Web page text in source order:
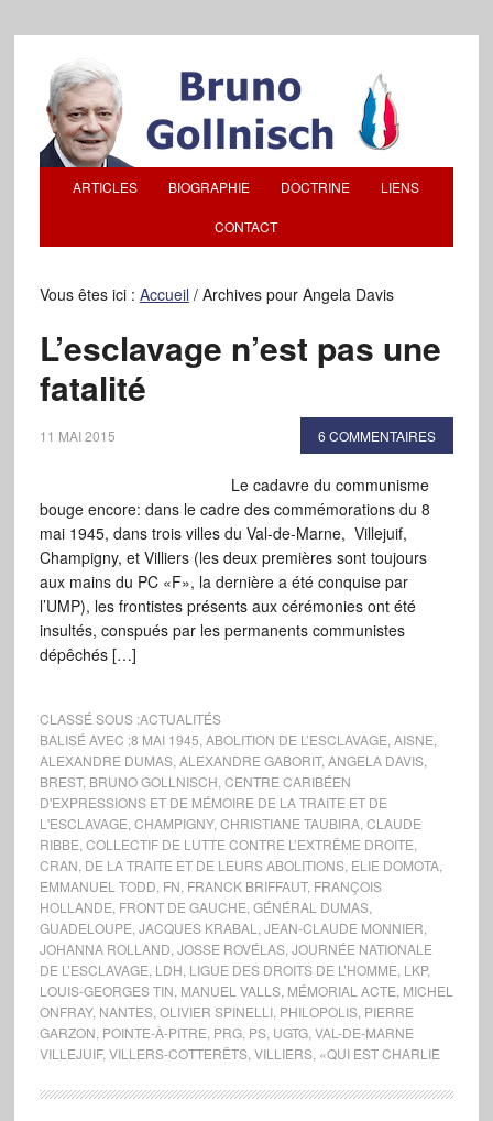
ARTICLES BIOGRAPHIE DOCTRINE LIENS
CONTACT
Vous êtes ici : Accueil /Archives pour Angela Davis
L’esclavage n’est pas une
fatalité
11 MAI 2015 6 COMMENTAIRES
Le cadavre du communisme
bouge encore: dans le cadre des commémorations du 8
mai 1945, dans trois villes du Val-de-Marne, Villejuif,
Champigny, et Villiers (les deux premières sont toujours
aux mains du PC «F», la dernière a été conquise par
l’UMP), les frontistes présents aux cérémonies ont été
insultés, conspués par les permanents communistes
dépêchés […]
CLASSÉ SOUS :ACTUALITÉS
BALISÉ AVEC :8 MAI 1945 ABOLITION DE L’ESCLAVAGE AISNE
ALEXANDRE DUMAS, ALEXANDRE GABORIT, ANGELA DAVIS,
BREST, BRUNO GOLLNISCH CENTRE CARIBÉEN
D'EXPRESSIONS ET DE MÉMOIRE DE LA TRAITE ET DE
L'ESCLAVAGE CHAMPIGNY, CHRISTIANE TAUBIRA, CLAUDE
RIBBE COLLECTIF DE LUTTE CONTRE L’EXTRÊME DROITE
CRAN DE LA TRAITE ET DE LEURS ABOLITIONS, ELIE DOMOTA,
EMMANUEL TODD FN FRANCK BRIFFAUT, FRANÇOIS
HOLLANDE FRONT DE GAUCHE GÉNÉRAL DUMAS,
GUADELOUPE JACQUES KRABAL JEAN-CLAUDE MONNIER
JOHANNA ROLLAND JOSSE ROVÉLAS, JOURNÉE NATIONALE
DE L’ESCLAVAGE LDH LIGUE DES DROITS DE L’HOMME LKP,
LOUIS-GEORGES TIN MANUEL VALLS, MÉMORIAL ACTE MICHEL
ONFRAY, NANTES, OLIVIER SPINELLI, PHILOPOLIS, PIERRE
GARZON POINTE-À-PITRE PRG, PS, UGTG, VAL-DE-MARNE
VILLEJUIF, VILLERS-COTTERÊTS, VILLIERS, «QUI EST CHARLIE